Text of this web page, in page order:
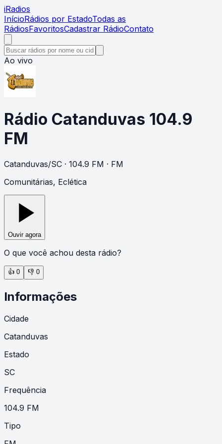
iRadios
InícioRádios por EstadoTodas as
RádiosFavoritosCadastrar RádioContato
Ao vivo
Rádio Catanduvas 104.9
FM
Catanduvas/SC · 104.9 FM · FM
Comunitárias, Eclética
Ouvir agora
O que você achou desta rádio?
👍 0 👎 0
Informações
Cidade
Catanduvas
Estado
SC
Frequência
104.9 FM
Tipo